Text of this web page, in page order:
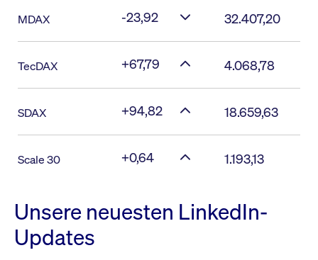
MDAX -23,92 32.407,20
TecDAX +67,79 4.068,78
SDAX +94,82 18.659,63
Scale 30 +0,64 1.193,13
Unsere neuesten LinkedIn-
Updates